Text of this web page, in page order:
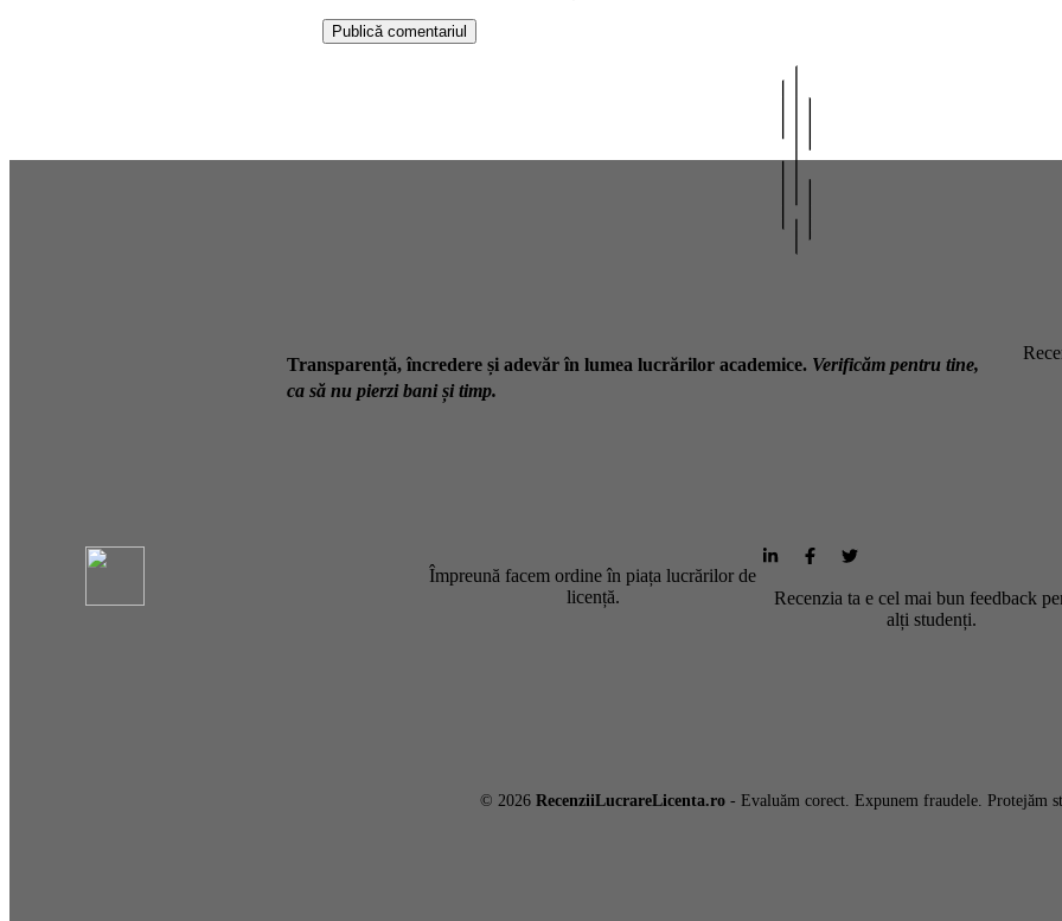
Transparență, încredere și adevăr în lumea lucrărilor academice. Verificăm pentru tine,
ca să nu pierzi bani și timp.
Împreună facem ordine în piața lucrărilor de
licență.
Recenzia ta e cel mai bun feedback
alți studenți.
© 2026 RecenziiLucrareLicenta.ro- Evaluăm corect. Expunem fraudele. Protejăm